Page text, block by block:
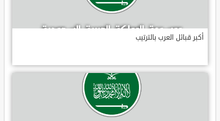
أكبر قبائل العرب بالترتيب